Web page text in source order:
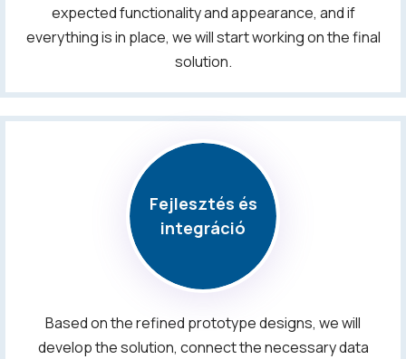
expected functionality and appearance, and if
everything is in place, we will start working on the final
solution.
Fejlesztés és
integráció
Based on the refined prototype designs, we will
develop the solution, connect the necessary data